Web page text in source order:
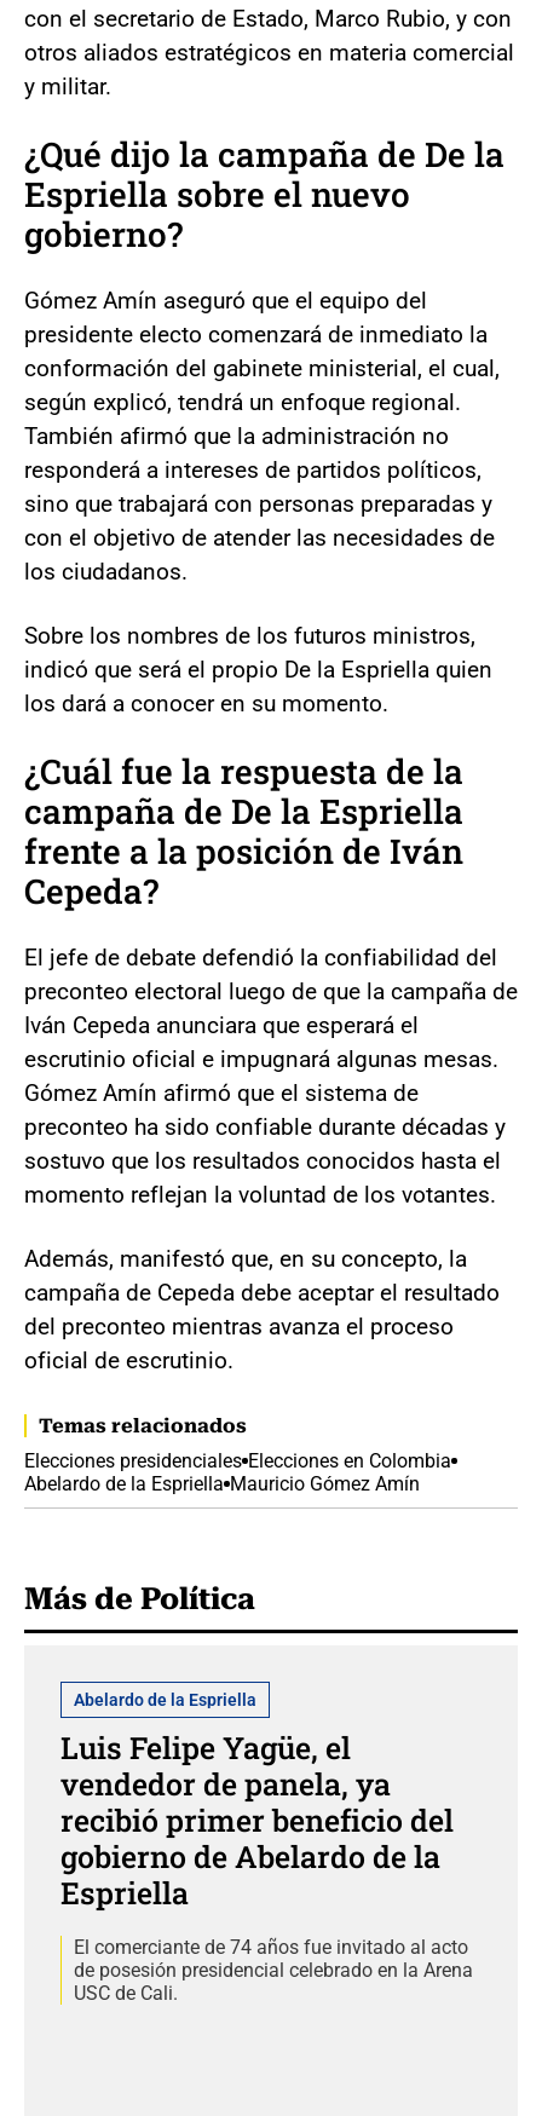
con el secretario de Estado, Marco Rubio, y con
otros aliados estratégicos en materia comercial
y militar.
¿Qué dijo la campaña de De la
Espriella sobre el nuevo
gobierno?
Gómez Amín aseguró que el equipo del
presidente electo comenzará de inmediato la
conformación del gabinete ministerial, el cual,
según explicó, tendrá un enfoque regional.
También afirmó que la administración no
responderá a intereses de partidos políticos,
sino que trabajará con personas preparadas y
con el objetivo de atender las necesidades de
los ciudadanos.
Sobre los nombres de los futuros ministros,
indicó que será el propio De la Espriella quien
los dará a conocer en su momento.
¿Cuál fue la respuesta de la
campaña de De la Espriella
frente a la posición de Iván
Cepeda?
El jefe de debate defendió la confiabilidad del
preconteo electoral luego de que la campaña de
Iván Cepeda anunciara que esperará el
escrutinio oficial e impugnará algunas mesas.
Gómez Amín afirmó que el sistema de
preconteo ha sido confiable durante décadas y
sostuvo que los resultados conocidos hasta el
momento reflejan la voluntad de los votantes.
Además, manifestó que, en su concepto, la
campaña de Cepeda debe aceptar el resultado
del preconteo mientras avanza el proceso
oficial de escrutinio.
Temas relacionados
Elecciones presidenciales Elecciones en Colombia
Abelardo de la Espriella Mauricio Gómez Amín
Más de Política
Abelardo de la Espriella
Luis Felipe Yagüe, el
vendedor de panela, ya
recibió primer beneficio del
gobierno de Abelardo de la
Espriella
El comerciante de 74 años fue invitado al acto
de posesión presidencial celebrado en la Arena
USC de Cali.